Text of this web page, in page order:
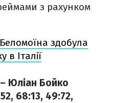
з рахунком
здобула
в Італії
Юліан Бойко
68:13, 49:72,